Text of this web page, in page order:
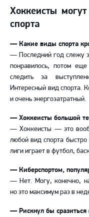
Хоккеисты
спорта
— Какие виды спорта
— Последний год слежу
понравилось, потом
следить за
Интересный вид спорта.
и очень энергозатратный.
— Хоккеисты большой
— Хоккеисты — это
любой вид спорта
лиги играет в футбол,
— Киберспортом,
— Нет. Могу, конечно, на
но это максимум раз в
— Рискнул бы